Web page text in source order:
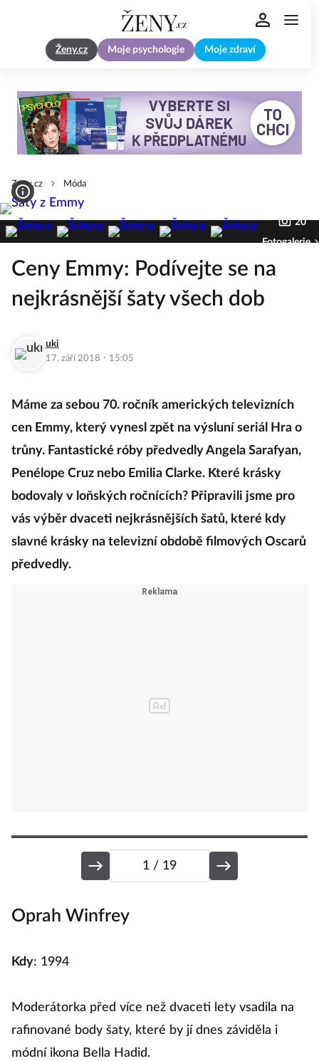
Ženy.cz Moje psychologie Moje zdraví
Zeny.cz Móda
20
Fotogalerie
Ceny Emmy: Podívejte se na
nejkrásnější šaty všech dob
uki
17. září 2018 · 15:05
Máme za sebou 70. ročník amerických televizních
cen Emmy, který vynesl zpět na výsluní seriál Hra o
trůny. Fantastické róby předvedly Angela Sarafyan,
Penélope Cruz nebo Emilia Clarke. Které krásky
bodovaly v loňských ročnících? Připravili jsme pro
vás výběr dvaceti nejkrásnějších šatů, které kdy
slavné krásky na televizní obdobě filmových Oscarů
předvedly.
1 / 19
Oprah Winfrey
Kdy: 1994
Moderátorka před více než dvaceti lety vsadila na
rafinované body šaty, které by jí dnes záviděla i
módní ikona Bella Hadid.